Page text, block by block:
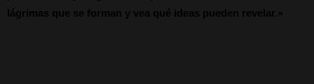
lágrimas que se forman y vea qué ideas pueden revelar.»